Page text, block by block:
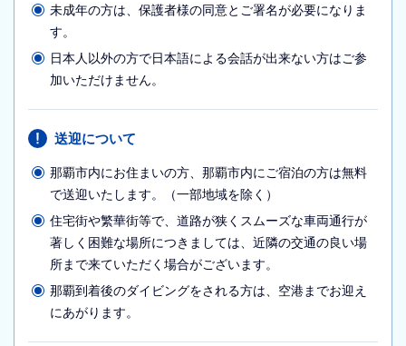
未成年の方は、保護者様の同意とご署名が必要になりま
す。
日本人以外の方で日本語による会話が出来ない方はご参
加いただけません。
送迎について
那覇市内にお住まいの方、那覇市内にご宿泊の方は無料
で送迎いたします。（一部地域を除く）
住宅街や繁華街等で、道路が狭くスムーズな車両通行が
著しく困難な場所につきましては、近隣の交通の良い場
所まで来ていただく場合がございます。
那覇到着後のダイビングをされる方は、空港までお迎え
にあがります。